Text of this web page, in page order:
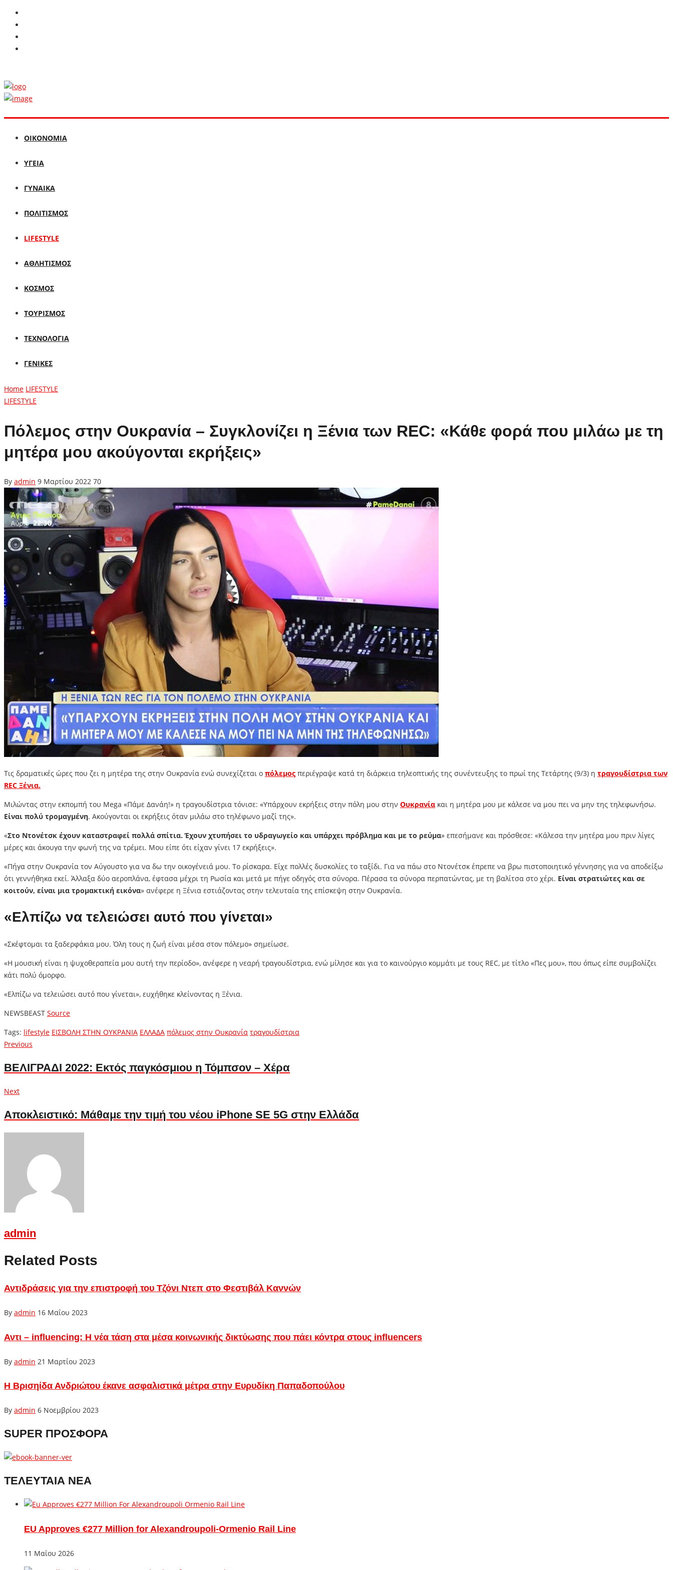
ΟΙΚΟΝΟΜΙΑ
ΥΓΕΙΑ
ΓΥΝΑΙΚΑ
ΠΟΛΙΤΙΣΜΟΣ
LIFESTYLE
ΑΘΛΗΤΙΣΜΟΣ
ΚΟΣΜΟΣ
ΤΟΥΡΙΣΜΟΣ
ΤΕΧΝΟΛΟΓΙΑ
ΓΕΝΙΚΕΣ
Home LIFESTYLE
LIFESTYLE
Πόλεμος στην Ουκρανία – Συγκλονίζει η Ξένια των REC: «Κάθε φορά που μιλάω με τη
μητέρα μου ακούγονται εκρήξεις»
By admin 9 Μαρτίου 2022 70
Τις δραματικές ώρες που ζει η μητέρα της στην Ουκρανία ενώ συνεχίζεται ο πόλεμος περιέγραψε κατά τη διάρκεια τηλεοπτικής της συνέντευξης το πρωί της Τετάρτης (9/3) η τραγουδίστρια των
REC Ξένια.
Μιλώντας στην εκπομπή του Mega «Πάμε Δανάη!» η τραγουδίστρια τόνισε: «Υπάρχουν εκρήξεις στην πόλη μου στην Ουκρανία και η μητέρα μου με κάλεσε να μου πει να μην της τηλεφωνήσω.
Είναι πολύ τρομαγμένη. Ακούγονται οι εκρήξεις όταν μιλάω στο τηλέφωνο μαζί της».
«Στο Ντονέτσκ έχουν καταστραφεί πολλά σπίτια. Έχουν χτυπήσει το υδραγωγείο και υπάρχει πρόβλημα και με το ρεύμα» επεσήμανε και πρόσθεσε: «Κάλεσα την μητέρα μου πριν λίγες
μέρες και άκουγα την φωνή της να τρέμει. Μου είπε ότι είχαν γίνει 17 εκρήξεις».
«Πήγα στην Ουκρανία τον Αύγουστο για να δω την οικογένειά μου. Το ρίσκαρα. Είχε πολλές δυσκολίες το ταξίδι. Για να πάω στο Ντονέτσκ έπρεπε να βρω πιστοποιητικό γέννησης για να αποδείξω
ότι γεννήθηκα εκεί. Άλλαξα δύο αεροπλάνα, έφτασα μέχρι τη Ρωσία και μετά με πήγε οδηγός στα σύνορα. Πέρασα τα σύνορα περπατώντας, με τη βαλίτσα στο χέρι. Είναι στρατιώτες και σε
κοιτούν, είναι μια τρομακτική εικόνα» ανέφερε η Ξένια εστιάζοντας στην τελευταία της επίσκεψη στην Ουκρανία.
«Ελπίζω να τελειώσει αυτό που γίνεται»
«Σκέφτομαι τα ξαδερφάκια μου. Όλη τους η ζωή είναι μέσα στον πόλεμο» σημείωσε.
«Η μουσική είναι η ψυχοθεραπεία μου αυτή την περίοδο», ανέφερε η νεαρή τραγουδίστρια, ενώ μίλησε και για το καινούργιο κομμάτι με τους REC, με τίτλο «Πες μου», που όπως είπε συμβολίζει
κάτι πολύ όμορφο.
«Ελπίζω να τελειώσει αυτό που γίνεται», ευχήθηκε κλείνοντας η Ξένια.
NEWSBEAST Source
Tags: lifestyle ΕΙΣΒΟΛΗ ΣΤΗΝ ΟΥΚΡΑΝΙΑ ΕΛΛΑΔΑ πόλεμος στην Ουκρανία τραγουδίστρια
Πλοήγηση
άρθρων
Previous
ΒΕΛΙΓΡΑΔΙ 2022: Εκτός παγκόσμιου η Τόμπσον – Χέρα
NextNext
Αποκλειστικό: Μάθαμε την τιμή του νέου iPhone SE 5G στην Ελλάδα
admin
Related Posts
Αντιδράσεις για την επιστροφή του Τζόνι Ντεπ στο Φεστιβάλ Καννών
By admin 16 Μαΐου 2023
Αντι – influencing: Η νέα τάση στα μέσα κοινωνικής δικτύωσης που πάει κόντρα στους influencers
By admin 21 Μαρτίου 2023
Η Βρισηίδα Ανδριώτου έκανε ασφαλιστικά μέτρα στην Ευρυδίκη Παπαδοπούλου
By admin 6 Νοεμβρίου 2023
SUPER ΠΡΟΣΦΟΡΑ
ΤΕΛΕΥΤΑΙΑ ΝΕΑ
EU Approves €277 Million for Alexandroupoli-Ormenio Rail Line
11 Μαΐου 2026